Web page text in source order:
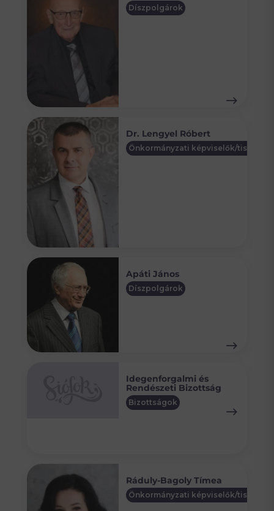
Díszpolgárok
Dr. Lengyel Róbert
Önkormányzati képviselők/
Apáti János
Díszpolgárok
Idegenforgalmi és
Rendészeti Bizottság
Bizottságok
Ráduly-Bagoly Tímea
Önkormányzati képviselők/